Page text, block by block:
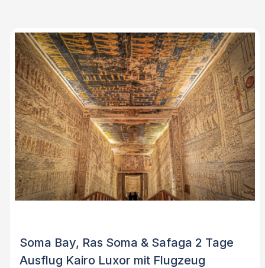
Soma Bay, Ras Soma & Safaga 2 Tage
Ausflug Kairo Luxor mit Flugzeug